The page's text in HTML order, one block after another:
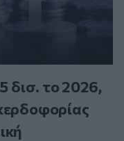
δισ. το 2026,